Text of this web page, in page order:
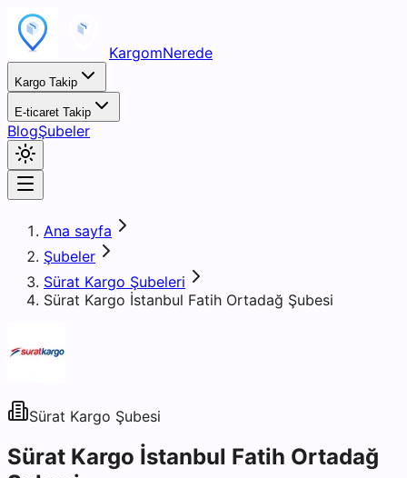
KargomNerede
Kargo Takip
E-ticaret Takip
BlogŞubeler
Ana sayfa
Şubeler
Sürat Kargo Şubeleri
Sürat Kargo İstanbul Fatih Ortadağ Şubesi
Sürat Kargo Şubesi
Sürat Kargo İstanbul Fatih Ortadağ